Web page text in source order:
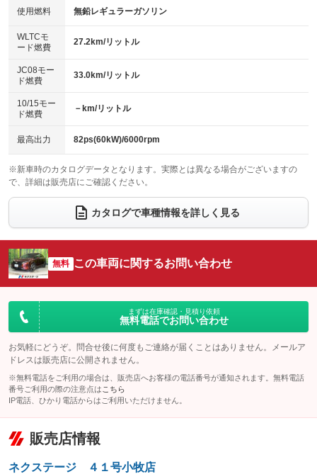
100V電源
：装備なし
センターデフロック
：装備なし
電動格納ミラー
：装備あり
バックカメラ
：装備あり
エアロ
：装備なし
：装備なし
パワーシート
ベンチシート
：装備なし
チップアップシート
：装備なし
：装備なし ：装備あり
ウォークスルー
：装備なし
電動リアゲート フロントカメラ
：装備あり
：装備なし ：装備あり
サイドカメラ
：装備あり ルーフレール
：装備なし
：装備なし
：装備なし
使用燃料 無鉛レギュラーガソリン
WLTCモ
ード燃費
27.2km/リットル
JC08モー
ド燃費
33.0km/リットル
10/15モー
ド燃費
－km/リットル
最高出力 82ps(60kW)/6000rpm
※新車時のカタログデータとなります。実際とは異なる場合がございますの
で、詳細は販売店にご確認ください。
カタログで車種情報を詳しく見る
無料 この車両に関するお問い合わせ
まずは在庫確認・見積り依頼
無料電話でお問い合わせ
お気軽にどうぞ。問合せ後に何度もご連絡が届くことはありません。メールア
ドレスは販売店に公開されません。
※無料電話をご利用の場合は、販売店へお客様の電話番号が通知されます。無料電話
番号ご利用の際の注意点は こちら
IP電話、ひかり電話からはご利用いただけません。
販売店情報
ネクステージ ４１号小牧店